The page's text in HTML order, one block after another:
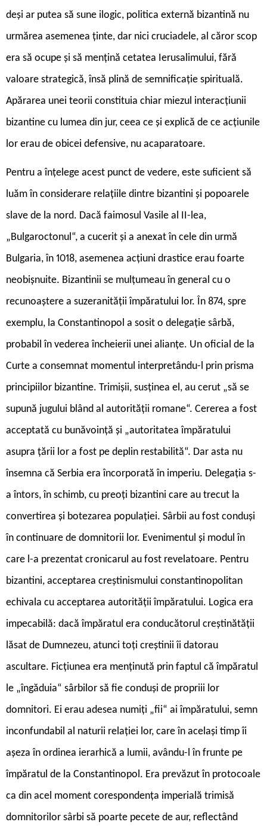
deși ar putea să sune ilogic, politica externă bizantină nu
urmărea asemenea ținte, dar nici cruciadele, al căror scop
era să ocupe și să mențină cetatea Ierusalimului, fără
valoare strategică, însă plină de semnificație spirituală.
Apărarea unei teorii constituia chiar miezul interacțiunii
bizantine cu lumea din jur, ceea ce și explică de ce acțiunile
lor erau de obicei defensive, nu acaparatoare.
Pentru a înțelege acest punct de vedere, este suficient să
luăm în considerare relațiile dintre bizantini și popoarele
slave de la nord. Dacă faimosul Vasile al II-lea,
„Bulgaroctonul“, a cucerit și a anexat în cele din urmă
Bulgaria, în 1018, asemenea acțiuni drastice erau foarte
neobișnuite. Bizantinii se mulțumeau în general cu o
recunoaștere a suzeranității împăratului lor. În 874, spre
exemplu, la Constantinopol a sosit o delegație sârbă,
probabil în vederea încheierii unei alianțe. Un oficial de la
Curte a consemnat momentul interpretându-l prin prisma
principiilor bizantine. Trimișii, susținea el, au cerut „să se
supună jugului blând al autorității romane“. Cererea a fost
acceptată cu bunăvoință și „autoritatea împăratului
asupra țării lor a fost pe deplin restabilită“. Dar asta nu
însemna că Serbia era încorporată în imperiu. Delegația s-
a întors, în schimb, cu preoți bizantini care au trecut la
convertirea și botezarea populației. Sârbii au fost conduși
în continuare de domnitorii lor. Evenimentul și modul în
care l-a prezentat cronicarul au fost revelatoare. Pentru
bizantini, acceptarea creștinismului constantinopolitan
echivala cu acceptarea autorității împăratului. Logica era
impecabilă: dacă împăratul era conducătorul creștinătății
lăsat de Dumnezeu, atunci toți creștinii îi datorau
ascultare. Ficțiunea era menținută prin faptul că împăratul
le „îngăduia“ sârbilor să fie conduși de propriii lor
domnitori. Ei erau adesea numiți „fii“ ai împăratului, semn
inconfundabil al naturii relației lor, care în același timp îi
așeza în ordinea ierarhică a lumii, avându-l în frunte pe
împăratul de la Constantinopol. Era prevăzut în protocoale
ca din acel moment corespondența imperială trimisă
domnitorilor sârbi să poarte pecete de aur, reflectând